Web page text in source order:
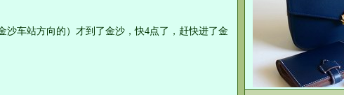
沙车站方向的）才到了金沙，快4点了，赶快进了金